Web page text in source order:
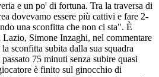
e un po' di fortuna. Tra la traversa di
dovevamo essere più cattivi e fare 2-
una sconfitta che non ci sta". È
Simone Inzaghi, nel commentare
sconfitta subita dalla sua squadra
75 minuti senza subire quasi
è finito sul ginocchio di